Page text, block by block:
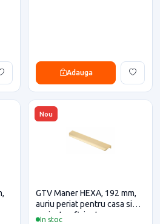
Adauga
Nou
In stoc
GTV Maner HEXA, 192 mm,
auriu periat pentru casa si
proiecte eficiente